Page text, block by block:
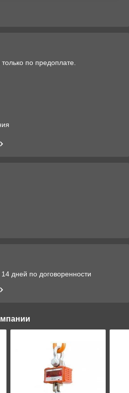
по предоплате.
дней по договоренности